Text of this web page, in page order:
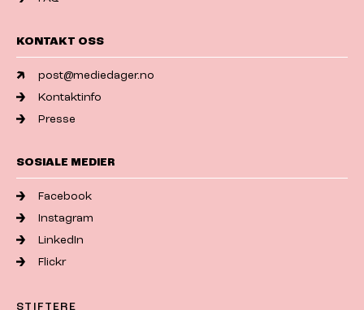
KONTAKT OSS
post@mediedager.no
Kontaktinfo
Presse
SOSIALE MEDIER
Facebook
Instagram
LinkedIn
Flickr
STIFTERE